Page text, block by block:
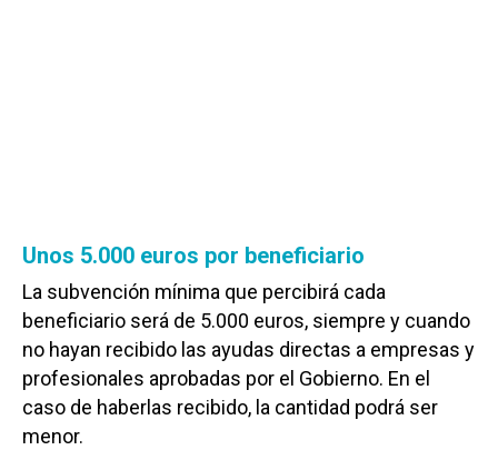
Unos 5.000 euros por beneficiario
La subvención mínima que percibirá cada
beneficiario será de 5.000 euros, siempre y cuando
no hayan recibido las ayudas directas a empresas y
profesionales aprobadas por el Gobierno. En el
caso de haberlas recibido, la cantidad podrá ser
menor.